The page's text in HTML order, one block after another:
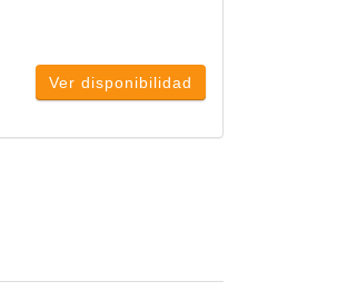
Ver disponibilidad